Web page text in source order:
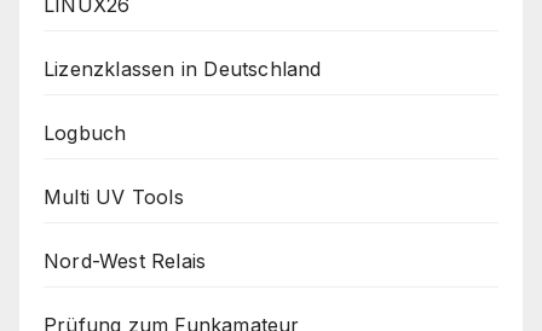
Lizenzklassen in Deutschland
Logbuch
Multi UV Tools
Nord-West Relais
Prüfung zum Funkamateur